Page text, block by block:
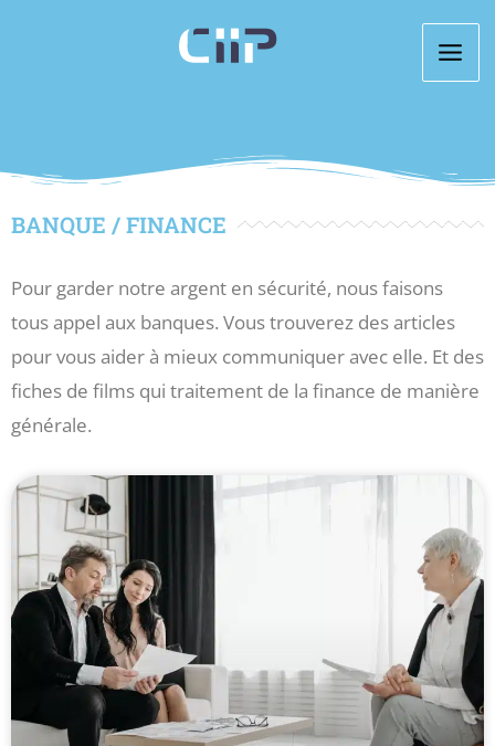
BANQUE / FINANCE
Pour garder notre argent en sécurité, nous faisons
tous appel aux banques. Vous trouverez des articles
pour vous aider à mieux communiquer avec elle. Et des
fiches de films qui traitement de la finance de manière
générale.
PagePagePage